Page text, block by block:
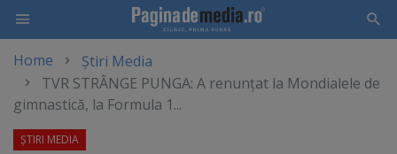
main
content
Home
Știri Media
TVR STRÂNGE PUNGA: A renunţat la Mondialele de
gimnastică, la Formula 1...